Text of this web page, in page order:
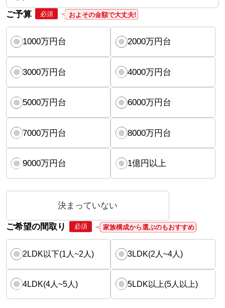
ご予算
必須 およその金額で大丈夫!
1000万円台 2000万円台
3000万円台 4000万円台
5000万円台 6000万円台
7000万円台 8000万円台
9000万円台 1億円以上
決まっていない
ご希望の間取り 必須 家族構成から選ぶのもおすすめ
2LDK以下(1人~2人) 3LDK(2人~4人)
4LDK(4人~5人) 5LDK以上(5人以上)